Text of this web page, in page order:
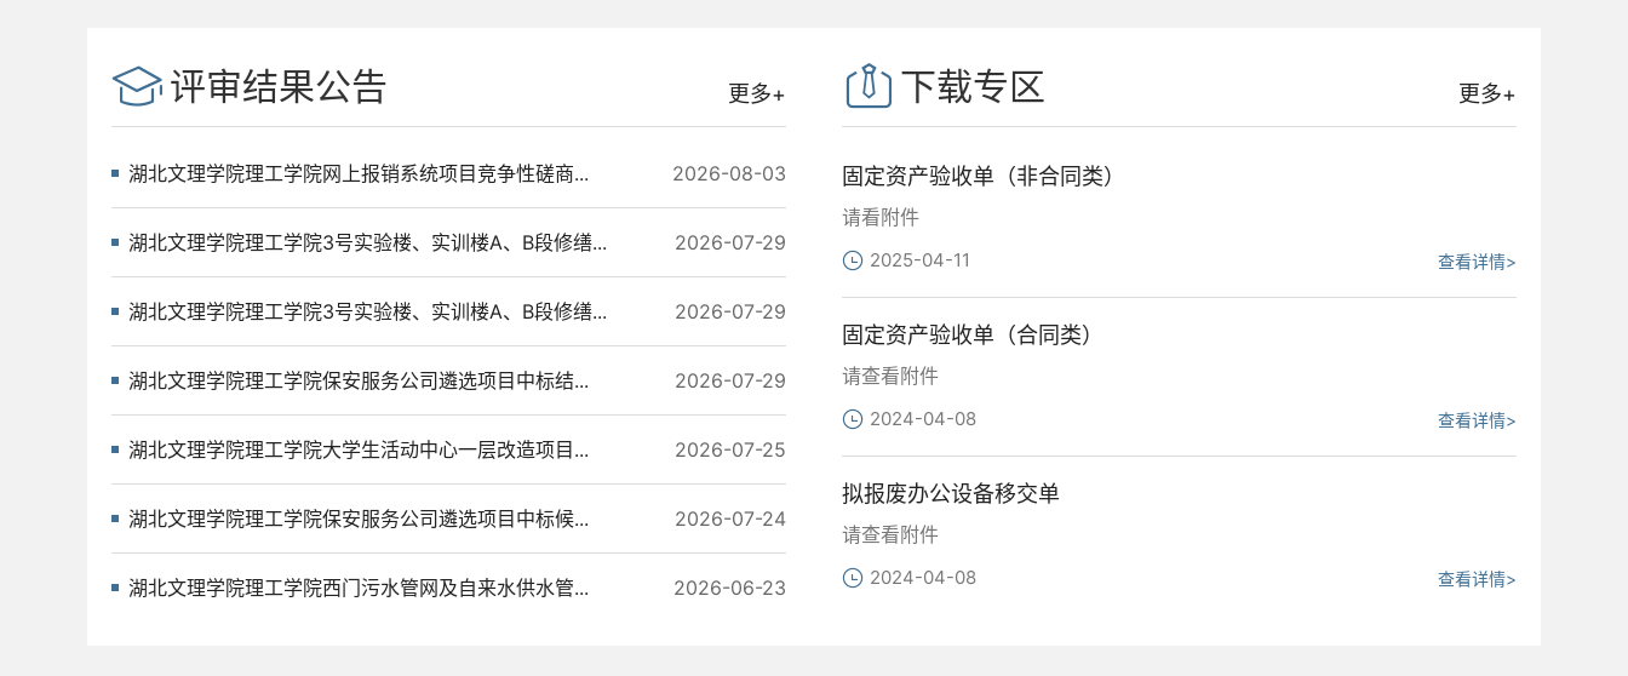
评审结果公告 更多+
湖北文理学院理工学院网上报销系统项目竞争性磋商... 2026-08-03
湖北文理学院理工学院3号实验楼、实训楼A、B段修缮... 2026-07-29
湖北文理学院理工学院3号实验楼、实训楼A、B段修缮... 2026-07-29
湖北文理学院理工学院保安服务公司遴选项目中标结... 2026-07-29
湖北文理学院理工学院大学生活动中心一层改造项目... 2026-07-25
湖北文理学院理工学院保安服务公司遴选项目中标候... 2026-07-24
湖北文理学院理工学院西门污水管网及自来水供水管... 2026-06-23
下载专区 更多+
固定资产验收单（非合同类）
请看附件
2025-04-11 查看详情>
固定资产验收单（合同类）
请查看附件
2024-04-08 查看详情>
拟报废办公设备移交单
请查看附件
2024-04-08 查看详情>